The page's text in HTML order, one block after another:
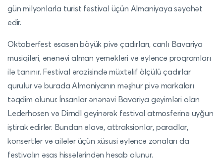
gün milyonlarla turist festival üçün Almaniyaya səyahət
edir.
Oktoberfest əsasən böyük pivə çadırları, canlı Bavariya
musiqiləri, ənənəvi alman yeməkləri və əyləncə proqramları
ilə tanınır. Festival ərazisində müxtəlif ölçülü çadırlar
qurulur və burada Almaniyanın məşhur pivə markaları
təqdim olunur. İnsanlar ənənəvi Bavariya geyimləri olan
Lederhosen və Dirndl geyinərək festival atmosferinə uyğun
iştirak edirlər. Bundan əlavə, attraksionlar, paradlar,
konsertlər və ailələr üçün xüsusi əyləncə zonaları da
festivalın əsas hissələrindən hesab olunur.